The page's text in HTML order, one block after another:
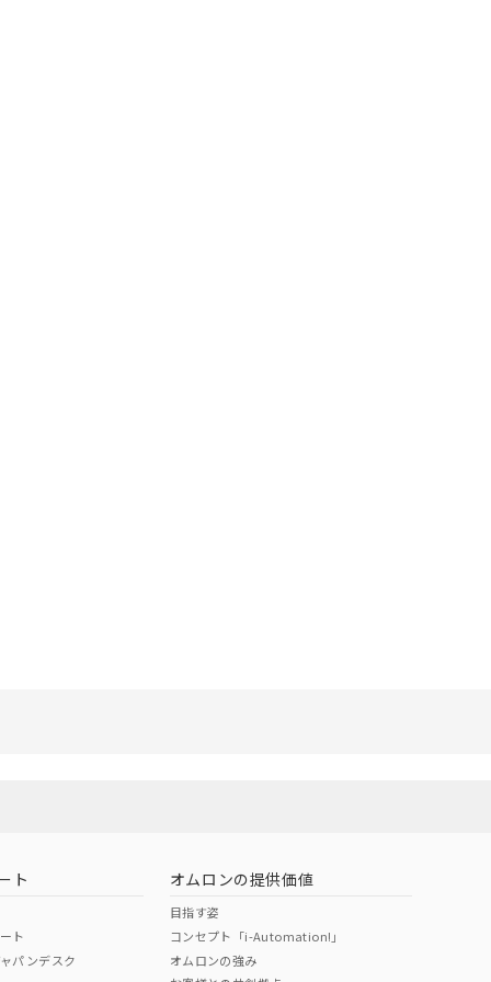
ト
ト
パンデスク
オムロンの提供価値
目指す姿
コンセプト「i-Automation!」
オムロンの強み